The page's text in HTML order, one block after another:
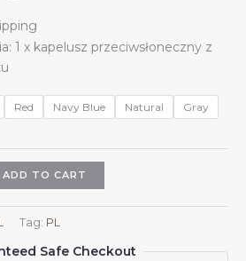
1 x kapelusz przeciwsłoneczny z
Red Navy Blue Natural Gray
ADD TO CART
Tag: PL
Safe Checkout